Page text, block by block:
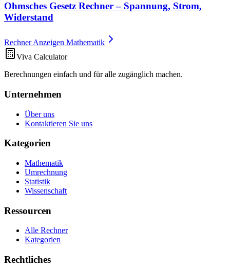
Ohmsches Gesetz Rechner – Spannung, Strom,
Widerstand
Rechner Anzeigen Mathematik
Viva Calculator
Berechnungen einfach und für alle zugänglich machen.
Unternehmen
Über uns
Kontaktieren Sie uns
Kategorien
Mathematik
Umrechnung
Statistik
Wissenschaft
Ressourcen
Alle Rechner
Kategorien
Rechtliches